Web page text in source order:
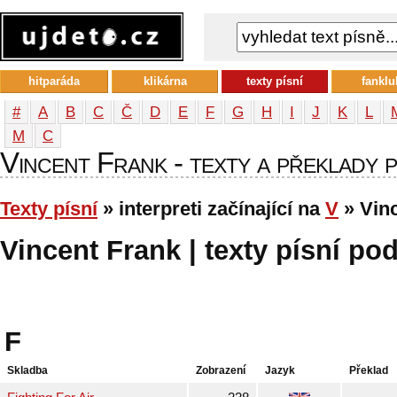
# A B C Č D E F G H I J K L
М
С
Vincent Frank - texty a překlady
Texty písní» interpreti začínající na V »
Vincent Frank | texty písní
F
Skladba Zobrazení Jazyk Překlad
hitparáda klikárna texty písní